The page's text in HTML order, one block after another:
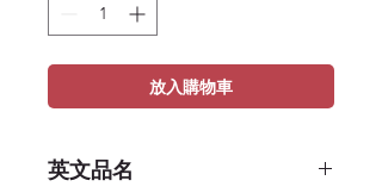
放入購物車
英文品名